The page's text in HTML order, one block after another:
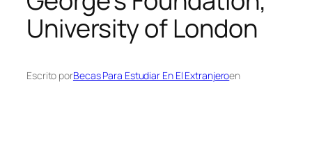
University of London
Escrito porBecas Para Estudiar En El Extranjeroen